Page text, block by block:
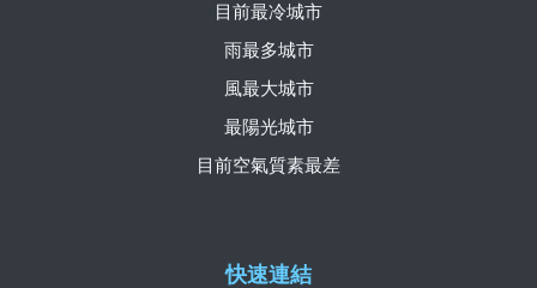
快速連結
目前最冷城市
雨最多城市
風最大城市
最陽光城市
目前空氣質素最差